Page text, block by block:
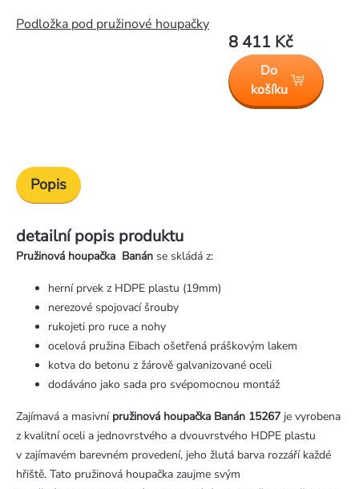
Podložka pod pružinové houpačky
8 411 Kč
Do
košíku
Popis
detailní popis produktu
Pružinová houpačka Banán se skládá z:
herní prvek z HDPE plastu (19mm)
nerezové spojovací šrouby
rukojeti pro ruce a nohy
ocelová pružina Eibach ošetřená práškovým lakem
kotva do betonu z žárově galvanizované oceli
dodáváno jako sada pro svépomocnou montáž
Zajímavá a masivní pružinová houpačka Banán 15267 je vyrobena
z kvalitní oceli a jednovrstvého a dvouvrstvého HDPE plastu
v zajímavém barevném provedení, jeho žlutá barva rozzáří každé
hřiště. Tato pružinová houpačka zaujme svým